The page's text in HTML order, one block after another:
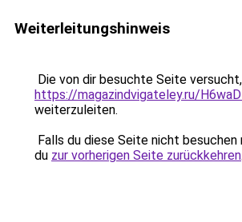
Weiterleitungshinweis
Die von dir besuchte Seite
https://magazindvigateley.ru/
weiterzuleiten.
Falls du diese Seite nicht
du zur vorherigen Seite zurückkehren.